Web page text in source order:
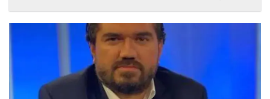
geceye damga vurdu. Takı markasıyla da dikkat çeken Kalaycı,
Wilma...